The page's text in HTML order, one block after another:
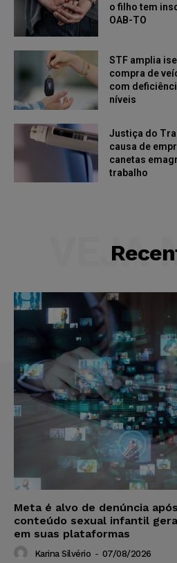
o filho tem
OAB-TO
STF amplia
compra de
com
níveis
Justiça do
causa de
canetas
trabalho
VEJA
Meta é alvo de denúncia
conteúdo sexual infantil
em suas plataformas
Karina Silvério - 07/08/2026